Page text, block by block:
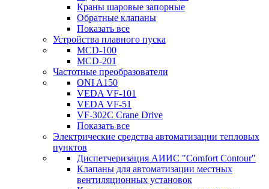
Краны шаровые запорные
Обратные клапаны
Показать все
Устройства плавного пуска
MCD-100
MCD-201
Частотные преобразователи
ONI A150
VEDA VF-101
VEDA VF-51
VF-302C Crane Drive
Показать все
Электрические средства автоматизации тепловых
пунктов
Диспетчеризация АИИС "Comfort Contour"
Клапаны для автоматизации местных
вентиляционных установок